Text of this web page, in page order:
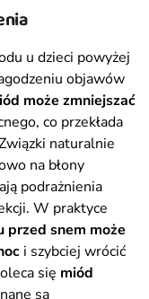
u dzieci powyżej
objawów
może zmniejszać
co przekłada
naturalnie
na błony
podrażnienia
W praktyce
przed snem może
i szybciej wrócić
się miód
są